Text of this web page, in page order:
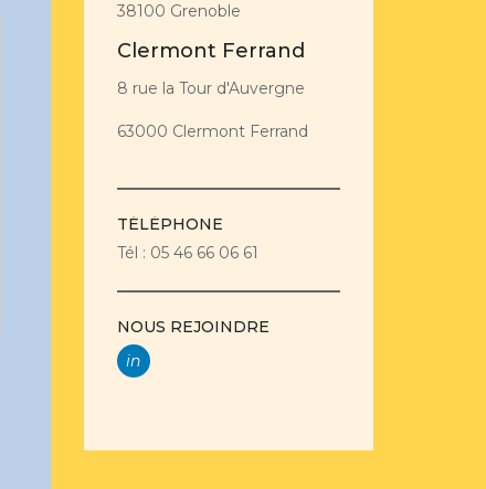
38100 Grenoble
Clermont Ferrand
8 rue la Tour d'Auvergne
63000 Clermont Ferrand
TÉLÉPHONE
Tél : 05 46 66 06 61
NOUS REJOINDRE
in